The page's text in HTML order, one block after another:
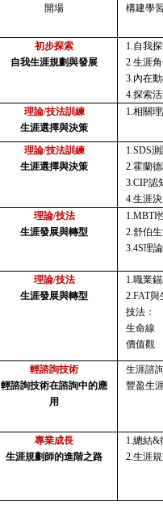
開場 構建學
初步探索
自我生涯規劃與發展
1.自我
2.生涯
3.內在
4.探索
理論/技法訓練
生涯選擇與決策
1.相關
理論/技法訓練
生涯選擇與決策
1.SDS
2.霍蘭
3.CIP認
4.生涯
理論/技法
生涯發展與轉型
1.MBTI
2.舒伯
3.4S理
理論/技法
生涯發展與轉型
1.職業
2.FAT
技法：
生命線
價值觀
輕諮詢技術
輕諮詢技術在諮詢中的應
用
生涯諮
豐盈生
專業成長
生涯規劃師的進階之路
1.總結&
2.生涯